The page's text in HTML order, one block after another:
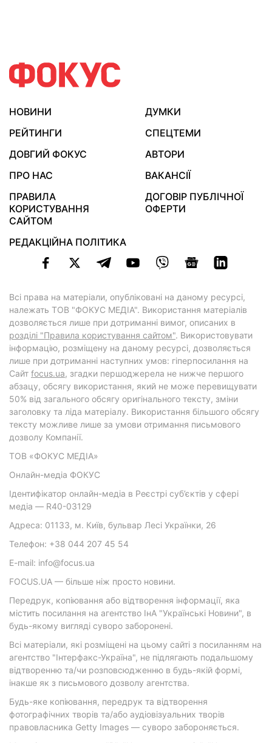
НОВИНИ
ДУМКИ
РЕЙТИНГИ
СПЕЦТЕМИ
ДОВГИЙ ФОКУС
АВТОРИ
ПРО НАС
ВАКАНСІЇ
ПРАВИЛА
КОРИСТУВАННЯ
САЙТОМ
ДОГОВІР ПУБЛІЧНОЇ
ОФЕРТИ
РЕДАКЦІЙНА ПОЛІТИКА
Всі права на матеріали, опубліковані на даному ресурсі,
належать ТОВ "ФОКУС МЕДІА". Використання матеріалів
дозволяється лише при дотриманні вимог, описаних в
розділі "Правила користування сайтом". Використовувати
інформацію, розміщену на даному ресурсі, дозволяється
лише при дотриманні наступних умов: гіперпосилання на
Cайт focus.ua, згадки першоджерела не нижче першого
абзацу, обсягу використання, який не може перевищувати
50% від загального обсягу оригінального тексту, зміни
заголовку та ліда матеріалу. Використання більшого обсягу
тексту можливе лише за умови отримання письмового
дозволу Компанії.
ТОВ «ФОКУС МЕДІА»
Онлайн-медіа ФОКУС
Ідентифікатор онлайн-медіа в Реєстрі суб’єктів у сфері
медіа — R40-03129
Адреса: 01133, м. Київ, бульвар Лесі Українки, 26
Телефон: +38 044 207 45 54
E-mail: info@focus.ua
FOCUS.UA — більше ніж просто новини.
Передрук, копіювання або відтворення інформації, яка
містить посилання на агентство ІнА "Українські Новини", в
будь-якому вигляді суворо заборонені.
Всі матеріали, які розміщені на цьому сайті з посиланням на
агентство "Інтерфакс-Україна", не підлягають подальшому
відтворенню та/чи розповсюдженню в будь-якій формі,
інакше як з письмового дозволу агентства.
Будь-яке копіювання, передрук та відтворення
фотографічних творів та/або аудіовізуальних творів
правовласника Getty Images — суворо забороняється.